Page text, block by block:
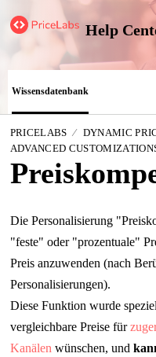
Help
Wissensdatenbank
PRICELABS DYNAMIC
ADVANCED
Die Personalisierung
"feste" oder "prozentuale"
Preis anzuwenden (nach
Personalisierungen).
Diese Funktion wurde
vergleichbare Preise für
Kanälen wünschen, und